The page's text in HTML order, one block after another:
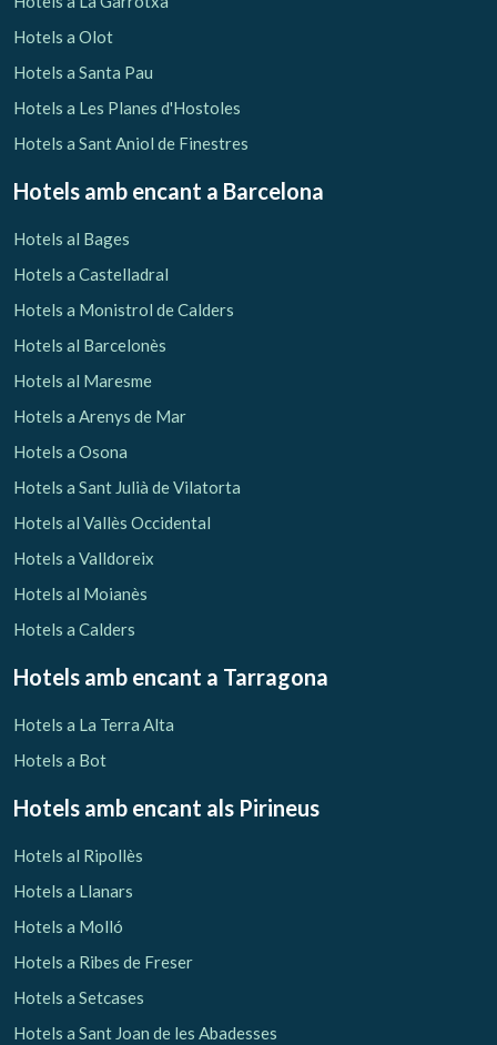
Gestionar la meva reserva
Verificar localitzador
Hotels a Olot
Hotels a Santa Pau
Hotels a Les Planes d'Hostoles
Hotels a Sant Aniol de Finestres
Hotels amb encant a Barcelona
Hotels al Bages
Hotels a Castelladral
Hotels a Monistrol de Calders
Hotels al Barcelonès
Hotels al Maresme
Hotels a Arenys de Mar
Hotels a Osona
Hotels a Sant Julià de Vilatorta
Hotels al Vallès Occidental
Hotels a Valldoreix
Hotels al Moianès
Hotels a Calders
Hotels amb encant a Tarragona
Hotels a La Terra Alta
Hotels a Bot
Hotels amb encant als Pirineus
Hotels al Ripollès
Hotels a Llanars
Hotels a Molló
Hotels a Ribes de Freser
Hotels a Setcases
Hotels a Sant Joan de les Abadesses